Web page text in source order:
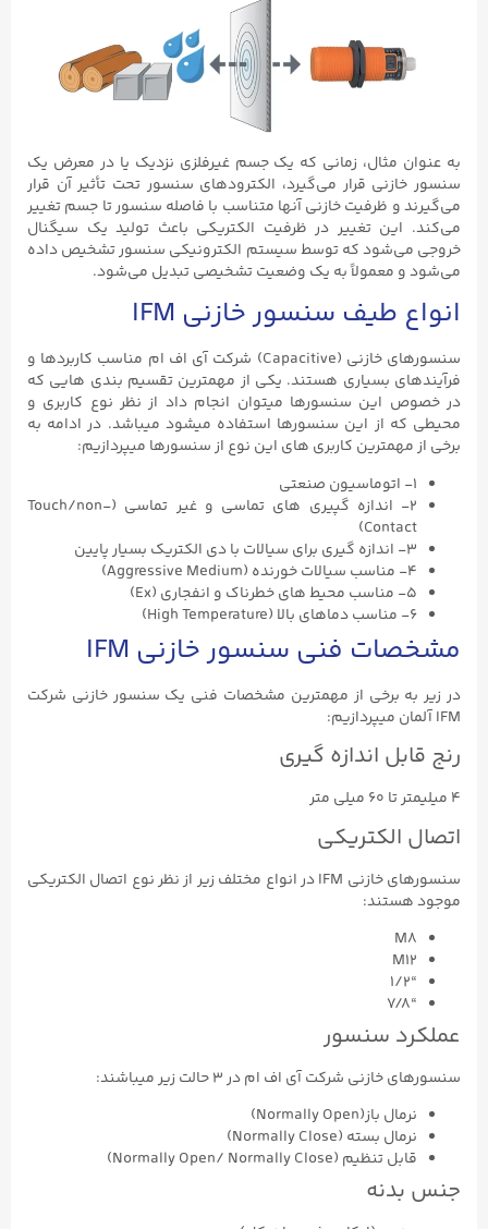
به عنوان مثال، زمانی که یک جسم غیرفلزی نزدیک یا در معرض یک
سنسور خازنی قرار می‌گیرد، الکترودهای سنسور تحت تأثیر آن قرار
می‌گیرند و ظرفیت خازنی آنها متناسب با فاصله سنسور تا جسم تغییر
می‌کند. این تغییر در ظرفیت الکتریکی باعث تولید یک سیگنال
خروجی می‌شود که توسط سیستم الکترونیکی سنسور تشخیص داده
می‌شود و معمولاً به یک وضعیت تشخیصی تبدیل می‌شود.
انواع طیف سنسور خازنی IFM
سنسورهای خازنی (Capacitive) شرکت آی اف ام مناسب کاربردها و
فرآیندهای بسیاری هستند. یکی از مهمترین تقسیم بندی هایی که
در خصوص این سنسورها میتوان انجام داد از نظر نوع کاربری و
محیطی که از این سنسورها استفاده میشود میباشد. در ادامه به
برخی از مهمترین کاربری های این نوع از سنسورها میپردازیم:
۱- اتوماسیون صنعتی
۲- اندازه گپیری های تماسی و غیر تماسی (Touch/non-
Contact)
۳- اندازه گیری برای سیالات با دی الکتریک بسیار پایین
۴- مناسب سیالات خورنده (Aggressive Medium)
۵- مناسب محیط های خطرناک و انفجاری (Ex)
۶- مناسب دماهای بالا (High Temperature)
مشخصات فنی سنسور خازنی IFM
در زیر به برخی از مهمترین مشخصات فنی یک سنسور خازنی شرکت
IFM آلمان میپردازیم:
رنج قابل اندازه گیری
۴ میلیمتر تا ۶۰ میلی متر
اتصال الکتریکی
سنسورهای خازنی IFM در انواع مختلف زیر از نظر نوع اتصال الکتریکی
موجود هستند:
M8
M12
“1/2
“7/8
عملکرد سنسور
سنسورهای خازنی شرکت آی اف ام در ۳ حالت زیر میباشند:
نرمال باز(Normally Open)
نرمال بسته (Normally Close)
قابل تنظیم (Normally Open/ Normally Close)
جنس بدنه